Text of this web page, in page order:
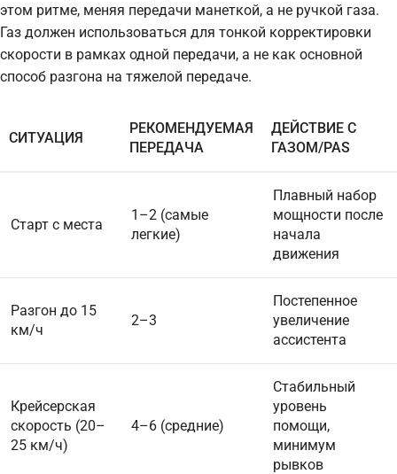
этом ритме, меняя передачи манеткой, а не ручкой газа.
Газ должен использоваться для тонкой корректировки
скорости в рамках одной передачи, а не как основной
способ разгона на тяжелой передаче.
СИТУАЦИЯ
РЕКОМЕНДУЕМАЯ
ПЕРЕДАЧА
ДЕЙСТВИЕ С
ГАЗОМ/PAS
Старт с места
1–2 (самые
легкие)
Плавный набор
мощности после
начала
движения
Разгон до 15
км/ч
2–3
Постепенное
увеличение
ассистента
Крейсерская
скорость (20–
25 км/ч)
4–6 (средние)
Стабильный
уровень
помощи,
минимум
рывков